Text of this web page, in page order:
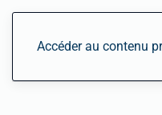
Accéder au contenu